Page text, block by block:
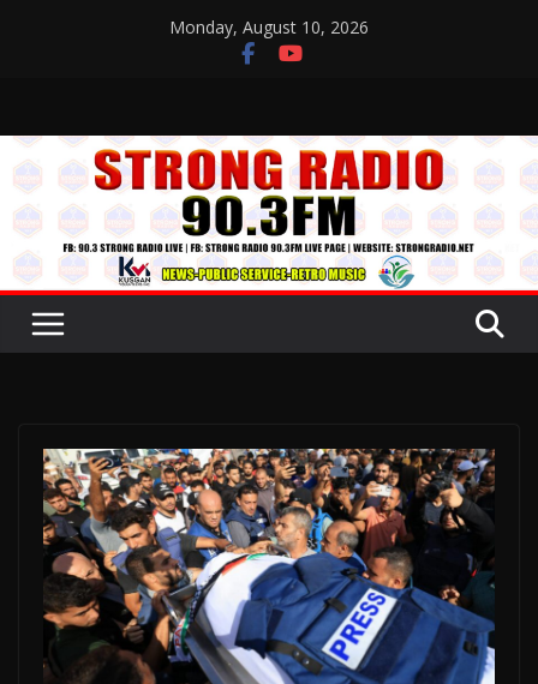
Monday, August 10, 2026